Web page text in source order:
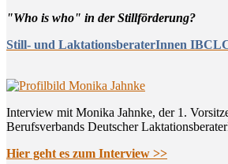
"Who is who" in der Stillförderung?
Still- und LaktationsberaterInnen
Interview mit Monika Jahnke, der 1.
Berufsverbands Deutscher
Hier geht es zum Interview >>